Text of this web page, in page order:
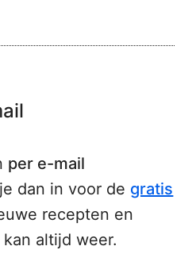
per e-mail
dan in voor de gratis
recepten en
altijd weer.